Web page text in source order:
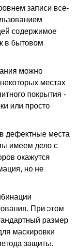
записи все-
содержимое
в бытовом
можно
местах
покрытия -
или просто
дефектные места
имеем дело с
окажутся
но не
При этом
размер
маскировки
защиты.